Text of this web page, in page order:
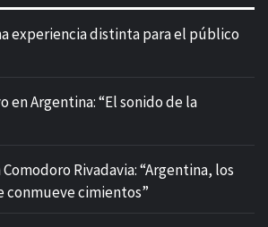
experiencia distinta para el público
en Argentina: “El sonido de la
Comodoro Rivadavia: “Argentina, los
conmueve cimientos”